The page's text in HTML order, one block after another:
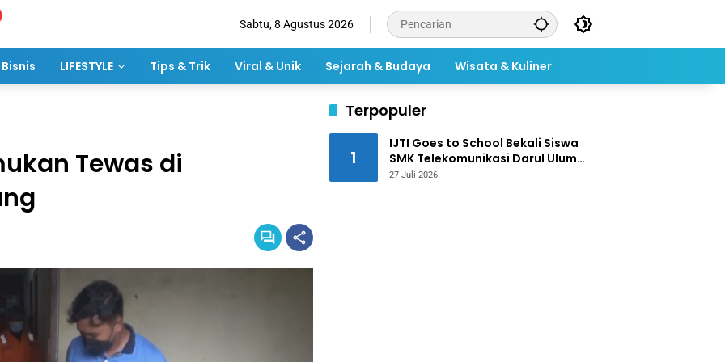
Sabtu, 8 Agustus 2026
LIFESTYLE Tips & Trik Viral & Unik Sejarah & Budaya Wisata & Kuliner
Tewas di
Terpopuler
1
IJTI Goes to School Bekali Siswa
SMK Telekomunikasi Darul Ulum
Jombang Kuasai Jurnalistik
27 Juli 2026